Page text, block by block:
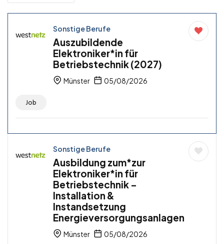
Sonstige Berufe
Auszubildende
Elektroniker*in für
Betriebstechnik (2027)
Münster 05/08/2026
Job
Sonstige Berufe
Ausbildung zum*zur
Elektroniker*in für
Betriebstechnik –
Installation &
Instandsetzung
Energieversorgungsanlagen
Münster 05/08/2026